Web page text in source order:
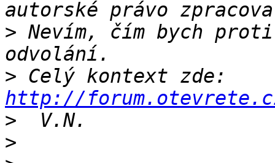
> Nevím, čím bych
>
http://
>
>